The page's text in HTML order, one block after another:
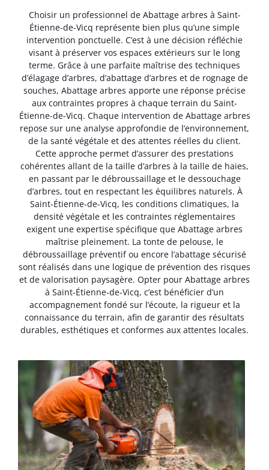
Choisir un professionnel de Abattage arbres à Saint-
Étienne-de-Vicq représente bien plus qu’une simple
intervention ponctuelle. C’est à une décision réfléchie
visant à préserver vos espaces extérieurs sur le long
terme. Grâce à une parfaite maîtrise des techniques
d’élagage d’arbres, d’abattage d’arbres et de rognage de
souches, Abattage arbres apporte une réponse précise
aux contraintes propres à chaque terrain du Saint-
Étienne-de-Vicq. Chaque intervention de Abattage arbres
repose sur une analyse approfondie de l’environnement,
de la santé végétale et des attentes réelles du client.
Cette approche permet d’assurer des prestations
cohérentes allant de la taille d’arbres à la taille de haies,
en passant par le débroussaillage et le dessouchage
d’arbres, tout en respectant les équilibres naturels. À
Saint-Étienne-de-Vicq, les conditions climatiques, la
densité végétale et les contraintes réglementaires
exigent une expertise spécifique que Abattage arbres
maîtrise pleinement. La tonte de pelouse, le
débroussaillage préventif ou encore l’abattage sécurisé
sont réalisés dans une logique de prévention des risques
et de valorisation paysagère. Opter pour Abattage arbres
à Saint-Étienne-de-Vicq, c’est bénéficier d’un
accompagnement fondé sur l’écoute, la rigueur et la
connaissance du terrain, afin de garantir des résultats
durables, esthétiques et conformes aux attentes locales.